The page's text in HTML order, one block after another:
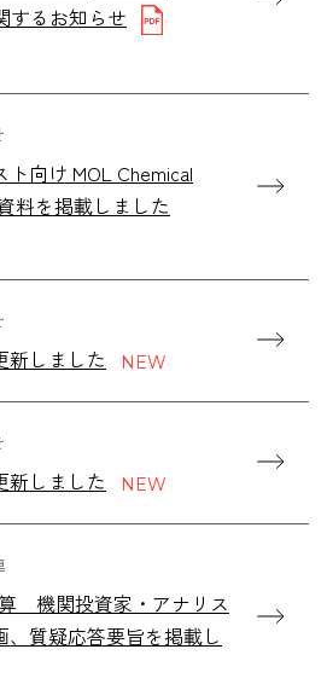
するお知らせ
向け MOL Chemical
料を掲載しました
新しました
新しました
機関投資家・アナリス
、質疑応答要旨を掲載し